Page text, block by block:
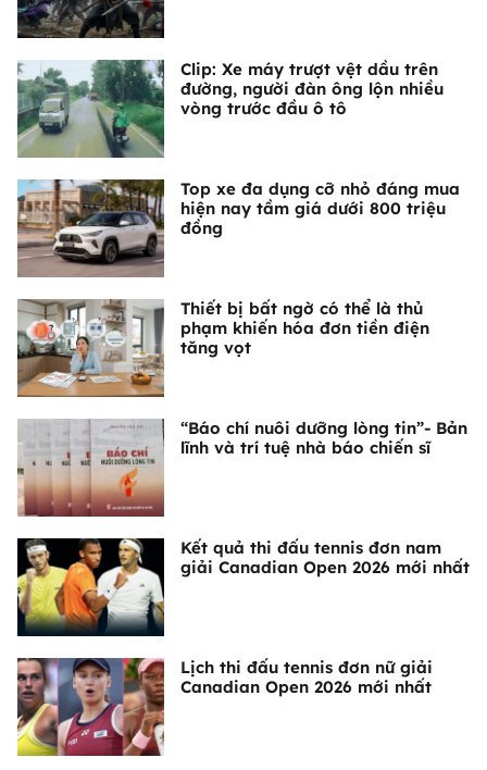
Clip: Xe máy trượt vệt dầu trên
đường, người đàn ông lộn nhiều
vòng trước đầu ô tô
Top xe đa dụng cỡ nhỏ đáng mua
hiện nay tầm giá dưới 800 triệu
đồng
Thiết bị bất ngờ có thể là thủ
phạm khiến hóa đơn tiền điện
tăng vọt
“Báo chí nuôi dưỡng lòng tin”- Bản
lĩnh và trí tuệ nhà báo chiến sĩ
Kết quả thi đấu tennis đơn nam
giải Canadian Open 2026 mới nhất
Lịch thi đấu tennis đơn nữ giải
Canadian Open 2026 mới nhất